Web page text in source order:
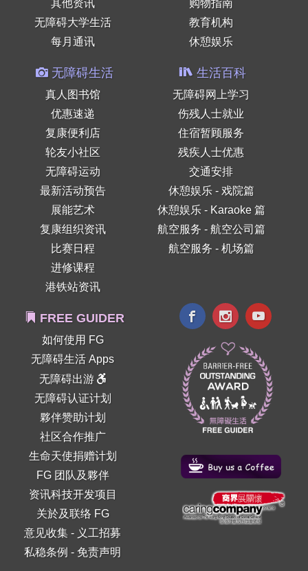
其他资讯
无障碍大学生活
每月通讯
购物指南
教育机构
休憩娱乐
无障碍生活
真人图书馆
优惠速递
复康便利店
轮友小社区
无障碍运动
最新活动预告
展能艺术
复康组织资讯
比赛日程
进修课程
港铁站资讯
生活百科
无障碍网上学习
伤残人士就业
住宿暂顾服务
残疾人士优惠
交通安排
休憩娱乐 - 戏院篇
休憩娱乐 - Karaoke 篇
航空服务 - 航空公司篇
航空服务 - 机场篇
FREE GUIDER
如何使用 FG
无障碍生活 Apps
无障碍出游
无障碍认证计划
夥伴赞助计划
社区合作推广
生命天使捐赠计划
FG 团队及夥伴
资讯科技开发项目
关於及联络 FG
意见收集 - 义工招募
私稳条例 - 免责声明